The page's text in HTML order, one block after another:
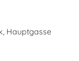
Hauptgasse